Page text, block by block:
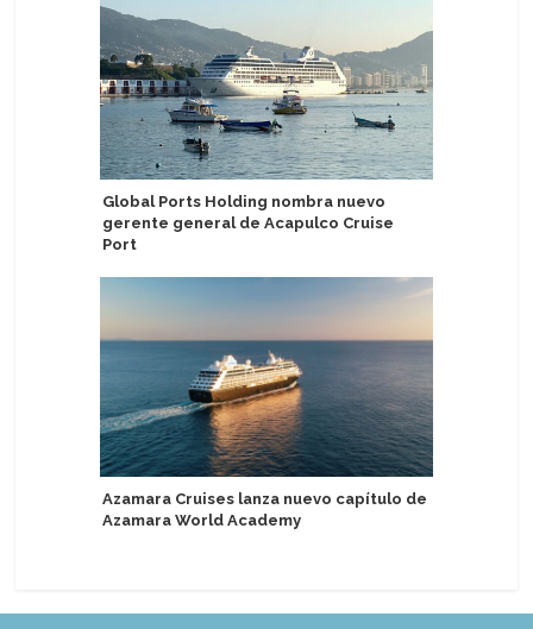
Global Ports Holding nombra nuevo
gerente general de Acapulco Cruise
Port
Azamara Cruises lanza nuevo capítulo de
Azamara World Academy